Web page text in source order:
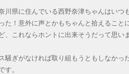
県に住んでいる西野奈津ちゃんはいつ
た！意外に声とかもちゃんと拾えること
、これならホントに出来そうだって思い
騒ぎがなければ取り組もうともしなか
す。